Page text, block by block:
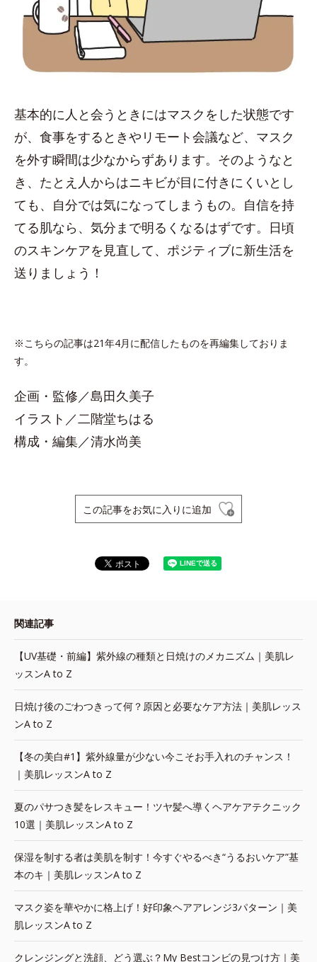
基本的に人と会うときにはマスクをした状態です
が、食事をするときやリモート会議など、マスク
を外す瞬間は少なからずあります。そのようなと
き、たとえ人からはニキビが目に付きにくいとし
ても、自分では気になってしまうもの。自信を持
てる肌なら、気分まで明るくなるはずです。日頃
のスキンケアを見直して、ポジティブに新生活を
送りましょう！
※こちらの記事は21年4月に配信したものを再編集しておりま
す。
企画・監修／島田久美子
イラスト／二階堂ちはる
構成・編集／清水尚美
この記事をお気に入りに追加
関連記事
【UV基礎・前編】紫外線の種類と日焼けのメカニズム｜美肌レ
ッスンA to Z
日焼け後のごわつきって何？原因と必要なケア方法｜美肌レッス
ンA to Z
【冬の美白#1】紫外線量が少ない今こそお手入れのチャンス！
｜美肌レッスンA to Z
夏のパサつき髪をレスキュー！ツヤ髪へ導くヘアケアテクニック
10選｜美肌レッスンA to Z
保湿を制する者は美肌を制す！今すぐやるべき“うるおいケア”基
本のキ｜美肌レッスンA to Z
マスク姿を華やかに格上げ！好印象ヘアアレンジ3パターン｜美
肌レッスンA to Z
クレンジングと洗顔、どう選ぶ？My Bestコンビの見つけ方｜美